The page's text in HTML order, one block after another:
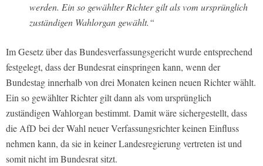
werden. Ein so gewählter Richter gilt als vom ursprünglich
zuständigen Wahlorgan gewählt.“
Im Gesetz über das Bundesverfassungsgericht wurde entsprechend
festgelegt, dass der Bundesrat einspringen kann, wenn der
Bundestag innerhalb von drei Monaten keinen neuen Richter wählt.
Ein so gewählter Richter gilt dann als vom ursprünglich
zuständigen Wahlorgan bestimmt. Damit wäre sichergestellt, dass
die AfD bei der Wahl neuer Verfassungsrichter keinen Einfluss
nehmen kann, da sie in keiner Landesregierung vertreten ist und
somit nicht im Bundesrat sitzt.